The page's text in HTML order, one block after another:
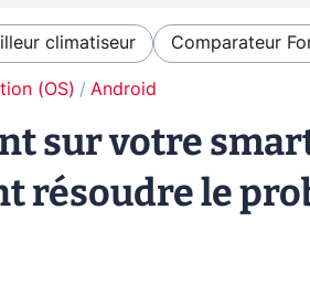
climatiseur Comparateur
(OS) Android
sur votre
résoudre le